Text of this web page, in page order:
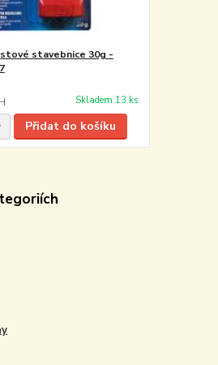
stavebnice 30g -
Skladem 13 ks
Přidat do košíku